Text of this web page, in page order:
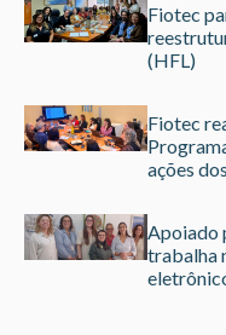
Fiotec
(HFL)
Fiotec
ações
Apoiado
trabalha